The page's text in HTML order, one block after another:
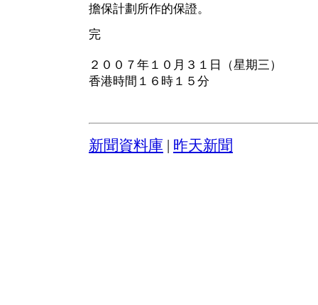
擔保計劃所作的保證。
完
２００７年１０月３１日（星期三）
香港時間１６時１５分
新聞資料庫 昨天新聞